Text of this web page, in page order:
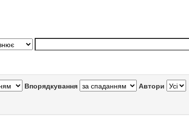
Впорядкування Автори